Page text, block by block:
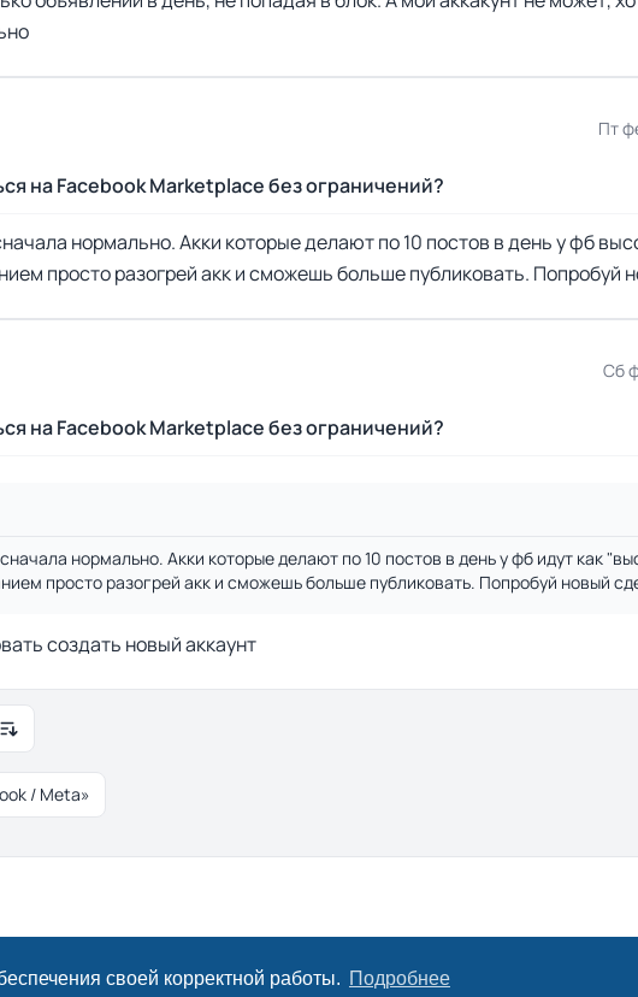
своей корректной работы. Подробнее
Пт
на Facebook Marketplace без ограничений?
нормально. Акки которые делают по 10 постов в день у фб
просто разогрей акк и сможешь больше публиковать. Попробуй
Сб
на Facebook Marketplace без ограничений?
нормально. Акки которые делают по 10 постов в день у фб идут как
просто разогрей акк и сможешь больше публиковать. Попробуй новый
создать новый аккаунт
темой
Настройки отображения и сортировки
/ Meta»